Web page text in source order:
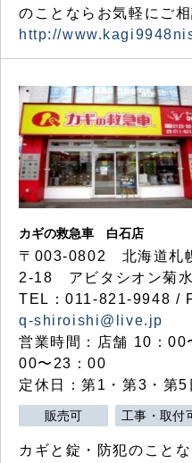
のことならお気軽にご相
http://
カギの救急車 白石店
〒003-0802 北海道札
2-18 アビタシオン菊水
TEL：011-821-9948 /
q-shiroishi@live.jp
営業時間：店舗 10：
00〜23：00
定休日：第1・第3・第
販売可 工事・取付
カギと錠・防犯のこと